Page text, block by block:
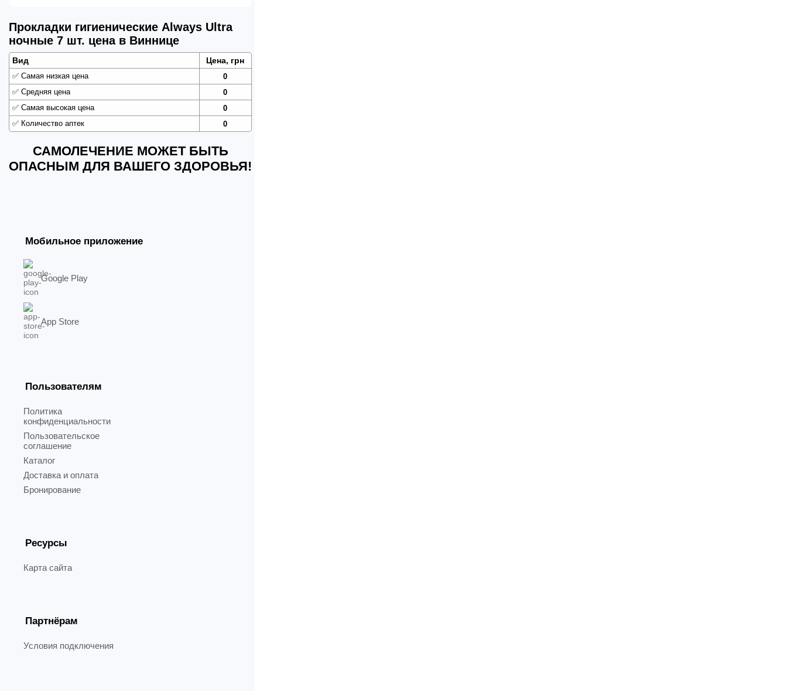
Прокладки гигиенические Always Ultra
ночные 7 шт. цена в Виннице
Вид Цена, грн
✅ Самая низкая цена
0
✅ Средняя цена
0
✅ Самая высокая цена
0
✅ Количество аптек 0
САМОЛЕЧЕНИЕ МОЖЕТ БЫТЬ
ОПАСНЫМ ДЛЯ ВАШЕГО ЗДОРОВЬЯ!
Мобильное приложение
Google Play
App Store
Пользователям
Политика
конфиденциальности
Пользовательское
соглашение
Каталог
Доставка и оплата
Бронирование
Ресурсы
Карта сайта
Партнёрам
Условия подключения